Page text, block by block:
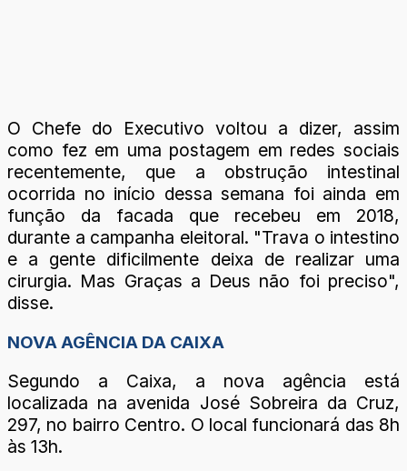
O Chefe do Executivo voltou a dizer, assim
como fez em uma postagem em redes sociais
recentemente, que a obstrução intestinal
ocorrida no início dessa semana foi ainda em
função da facada que recebeu em 2018,
durante a campanha eleitoral. "Trava o intestino
e a gente dificilmente deixa de realizar uma
cirurgia. Mas Graças a Deus não foi preciso",
disse.
NOVA AGÊNCIA DA CAIXA
Segundo a Caixa, a nova agência está
localizada na avenida José Sobreira da Cruz,
297, no bairro Centro. O local funcionará das 8h
às 13h.